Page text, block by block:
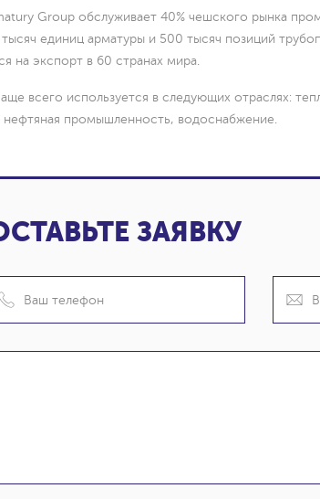
Group обслуживает 40% чешского рынка
единиц арматуры и 500 тысяч позиций
на экспорт в 60 странах мира.
всего используется в следующих отраслях:
нефтяная промышленность, водоснабжение.
ЗАЯВКУ